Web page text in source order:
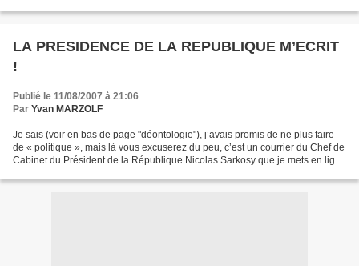
LA PRESIDENCE DE LA REPUBLIQUE M’ECRIT
!
Publié le 11/08/2007 à 21:06
Par Yvan MARZOLF
Je sais (voir en bas de page "déontologie"), j’avais promis de ne plus faire
de « politique », mais là vous excuserez du peu, c’est un courrier du Chef de
Cabinet du Président de la République Nicolas Sarkosy que je mets en ligne